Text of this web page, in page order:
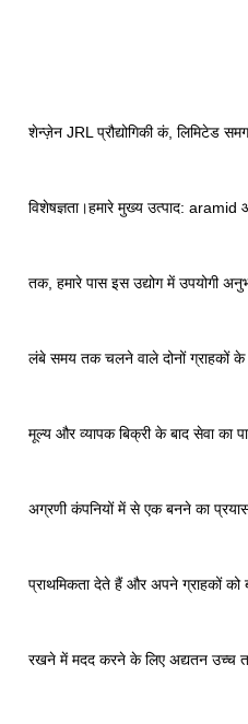
शेन्ज़ेन JRL प्रौद्योगिकी कं, लिमिटेड
विशेषज्ञता।हमारे मुख्य उत्पाद:
तक, हमारे पास इस उद्योग में उपयोगी
लंबे समय तक चलने वाले दोनों ग्राहकों के
मूल्य और व्यापक बिक्री के बाद सेवा का
अग्रणी कंपनियों में से एक बनने का
प्राथमिकता देते हैं और अपने ग्राहकों को
रखने में मदद करने के लिए अद्यतन उच्च